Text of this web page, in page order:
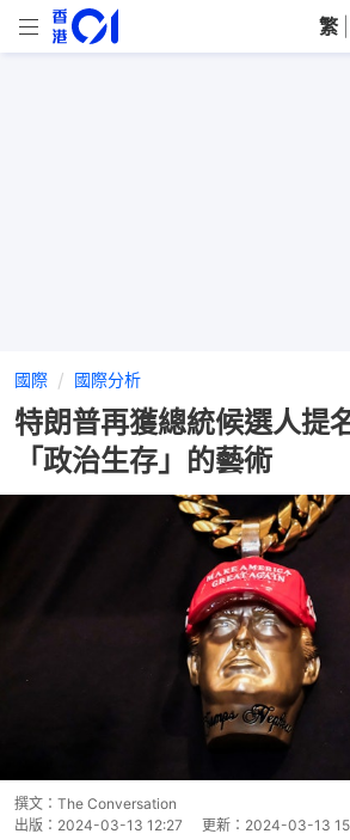
繁
國際 國際分析
特朗普再獲總統候選人提
「政治生存」的藝術
撰文： The Conversation
出版： 2024-03-13 12:27 更新： 2024-03-13